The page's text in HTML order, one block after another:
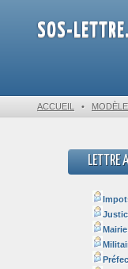
SOS-
ACCUEIL •
LETTRE
Mairie